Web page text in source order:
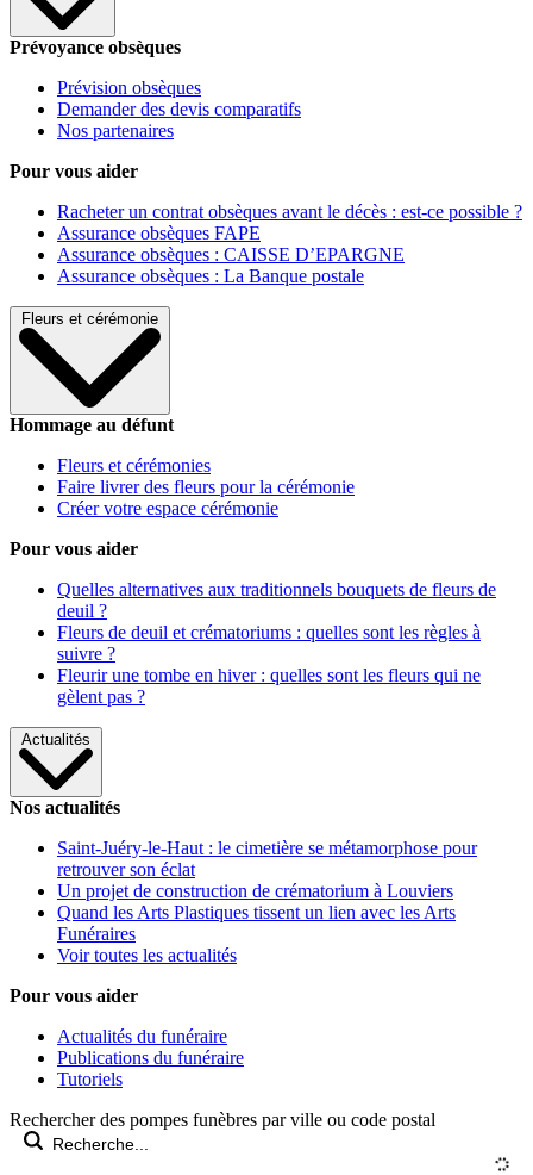
Prévoyance obsèques
Prévision obsèques
Demander des devis comparatifs
Nos partenaires
Pour vous aider
Racheter un contrat obsèques avant le décès : est-ce possible ?
Assurance obsèques FAPE
Assurance obsèques : CAISSE D’EPARGNE
Assurance obsèques : La Banque postale
Fleurs et cérémonie
Hommage au défunt
Fleurs et cérémonies
Faire livrer des fleurs pour la cérémonie
Créer votre espace cérémonie
Pour vous aider
Quelles alternatives aux traditionnels bouquets de fleurs de
deuil ?
Fleurs de deuil et crématoriums : quelles sont les règles à
suivre ?
Fleurir une tombe en hiver : quelles sont les fleurs qui ne
gèlent pas ?
Actualités
Nos actualités
Saint-Juéry-le-Haut : le cimetière se métamorphose pour
retrouver son éclat
Un projet de construction de crématorium à Louviers
Quand les Arts Plastiques tissent un lien avec les Arts
Funéraires
Voir toutes les actualités
Pour vous aider
Actualités du funéraire
Publications du funéraire
Tutoriels
Rechercher des pompes funèbres par ville ou code postal